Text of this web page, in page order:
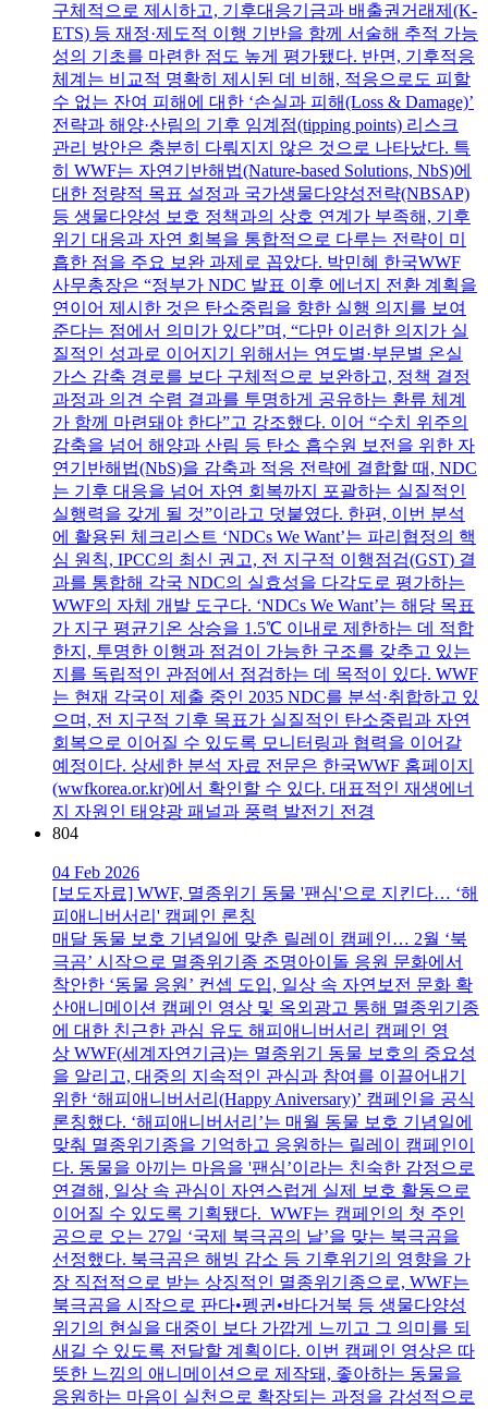
구체적으로 제시하고, 기후대응기금과 배출권거래제(K-
ETS) 등 재정·제도적 이행 기반을 함께 서술해 추적 가능
성의 기초를 마련한 점도 높게 평가됐다. 반면, 기후적응
체계는 비교적 명확히 제시된 데 비해, 적응으로도 피할
수 없는 잔여 피해에 대한 ‘손실과 피해(Loss & Damage)’
전략과 해양·산림의 기후 임계점(tipping points) 리스크
관리 방안은 충분히 다뤄지지 않은 것으로 나타났다. 특
히 WWF는 자연기반해법(Nature-based Solutions, NbS)에
대한 정량적 목표 설정과 국가생물다양성전략(NBSAP)
등 생물다양성 보호 정책과의 상호 연계가 부족해, 기후
위기 대응과 자연 회복을 통합적으로 다루는 전략이 미
흡한 점을 주요 보완 과제로 꼽았다. 박민혜 한국WWF
사무총장은 “정부가 NDC 발표 이후 에너지 전환 계획을
연이어 제시한 것은 탄소중립을 향한 실행 의지를 보여
준다는 점에서 의미가 있다”며, “다만 이러한 의지가 실
질적인 성과로 이어지기 위해서는 연도별·부문별 온실
가스 감축 경로를 보다 구체적으로 보완하고, 정책 결정
과정과 의견 수렴 결과를 투명하게 공유하는 환류 체계
가 함께 마련돼야 한다”고 강조했다. 이어 “수치 위주의
감축을 넘어 해양과 산림 등 탄소 흡수원 보전을 위한 자
연기반해법(NbS)을 감축과 적응 전략에 결합할 때, NDC
는 기후 대응을 넘어 자연 회복까지 포괄하는 실질적인
실행력을 갖게 될 것”이라고 덧붙였다. 한편, 이번 분석
에 활용된 체크리스트 ‘NDCs We Want’는 파리협정의 핵
심 원칙, IPCC의 최신 권고, 전 지구적 이행점검(GST) 결
과를 통합해 각국 NDC의 실효성을 다각도로 평가하는
WWF의 자체 개발 도구다. ‘NDCs We Want’는 해당 목표
가 지구 평균기온 상승을 1.5℃ 이내로 제한하는 데 적합
한지, 투명한 이행과 점검이 가능한 구조를 갖추고 있는
지를 독립적인 관점에서 점검하는 데 목적이 있다. WWF
는 현재 각국이 제출 중인 2035 NDC를 분석·취합하고 있
으며, 전 지구적 기후 목표가 실질적인 탄소중립과 자연
회복으로 이어질 수 있도록 모니터링과 협력을 이어갈
예정이다. 상세한 분석 자료 전문은 한국WWF 홈페이지
(wwfkorea.or.kr)에서 확인할 수 있다. 대표적인 재생에너
지 자원인 태양광 패널과 풍력 발전기 전경
804
04 Feb 2026
[보도자료] WWF, 멸종위기 동물 '팬심'으로 지킨다… ‘해
피애니버서리' 캠페인 론칭
매달 동물 보호 기념일에 맞춘 릴레이 캠페인… 2월 ‘북
극곰’ 시작으로 멸종위기종 조명아이돌 응원 문화에서
착안한 ‘동물 응원’ 컨셉 도입, 일상 속 자연보전 문화 확
산애니메이션 캠페인 영상 및 옥외광고 통해 멸종위기종
에 대한 친근한 관심 유도 해피애니버서리 캠페인 영
상 WWF(세계자연기금)는 멸종위기 동물 보호의 중요성
을 알리고, 대중의 지속적인 관심과 참여를 이끌어내기
위한 ‘해피애니버서리(Happy Aniversary)’ 캠페인을 공식
론칭했다. ‘해피애니버서리’는 매월 동물 보호 기념일에
맞춰 멸종위기종을 기억하고 응원하는 릴레이 캠페인이
다. 동물을 아끼는 마음을 '팬심’이라는 친숙한 감정으로
연결해, 일상 속 관심이 자연스럽게 실제 보호 활동으로
이어질 수 있도록 기획됐다. WWF는 캠페인의 첫 주인
공으로 오는 27일 ‘국제 북극곰의 날’을 맞는 북극곰을
선정했다. 북극곰은 해빙 감소 등 기후위기의 영향을 가
장 직접적으로 받는 상징적인 멸종위기종으로, WWF는
북극곰을 시작으로 판다•펭귄•바다거북 등 생물다양성
위기의 현실을 대중이 보다 가깝게 느끼고 그 의미를 되
새길 수 있도록 전달할 계획이다. 이번 캠페인 영상은 따
뜻한 느낌의 애니메이션으로 제작돼, 좋아하는 동물을
응원하는 마음이 실천으로 확장되는 과정을 감성적으로